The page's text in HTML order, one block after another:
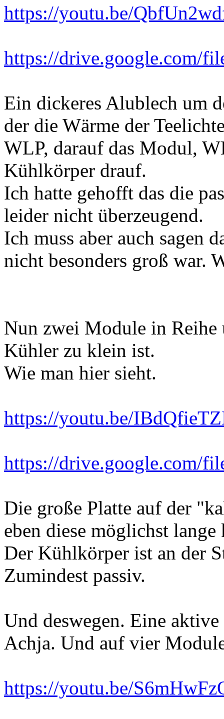
https://youtu.be/
https://drive.google.com/
Ein dickeres Alublech um
der die Wärme der
WLP, darauf das Modul,
Kühlkörper drauf.
Ich hatte gehofft das die
leider nicht überzeugend.
Ich muss aber auch sagen
nicht besonders groß war.
Nun zwei Module in Reihe
Kühler zu klein ist.
Wie man hier sieht.
https://youtu.be/
https://drive.google.com/
Die große Platte auf der
eben diese möglichst
Der Kühlkörper ist an der
Zumindest passiv.
Und deswegen. Eine
Achja. Und auf vier
https://youtu.be/